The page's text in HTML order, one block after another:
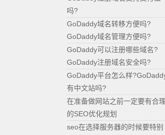
吗?
GoDaddy域名转移方便吗?
GoDaddy域名管理方便吗?
GoDaddy可以注册哪些域名?
GoDaddy注册域名安全吗?
GoDaddy平台怎么样
有中文站吗?
在准备做网站之前一定要有合
的SEO优化规划
seo在选择服务器的时候要特别